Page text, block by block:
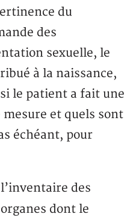
du
des
sexuelle, le
à la naissance,
le patient a fait une
et quels sont
échéant, pour
des
dont le